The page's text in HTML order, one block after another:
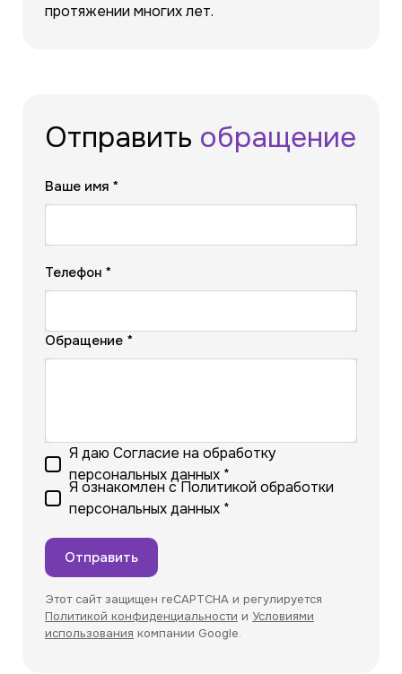
протяжении многих лет.
Отправить обращение
Ваше имя *
Телефон *
Обращение *
Я даю Согласие на обработку
персональных данных *
Я ознакомлен сПолитикой обработки
персональных данных *
Отправить
Этот сайт защищен reCAPTCHA и регулируется
Политикой конфиденциальности и Условиями
использования компании Google.